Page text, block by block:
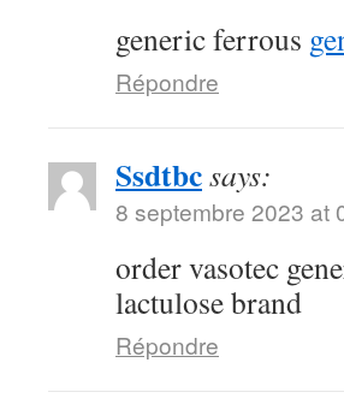
generic ferrous
Répondre
Ssdtbcsays:
8 septembre 2023 at
order vasotec
lactulose brand
Répondre